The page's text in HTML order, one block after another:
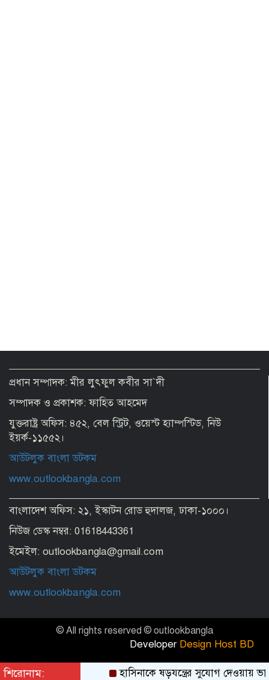
বক্তব্যে সমর্থন নেই ভারতের: রণধীর
জয়সওয়াল
প্রধান সম্পাদক: মীর লুৎফুল কবীর সা`দী
সম্পাদক ও প্রকাশক: ফাহিত আহমেদ
যুক্তরাষ্ট্র অফিস: ৪৫২, বেল স্ট্রিট, ওয়েস্ট হ্যাম্পস্টিড, নিউ
ইয়র্ক-১১৫৫২।
আউটলুক বাংলা ডটকম
www.outlookbangla.com
বাংলাদেশ অফিস: ২১, ইস্কাটন রোড হুদালজ, ঢাকা-১০০০।
নিউজ ডেস্ক নম্বর: 01618443361
ইমেইল: outlookbangla@gmail.com
আউটলুক বাংলা ডটকম
www.outlookbangla.com
শিরোনাম: হাসিনাকে ষড়যন্ত্রের সুযোগ দেওয়ায়
© All rights reserved © outlookbangla
Developer Design Host BD